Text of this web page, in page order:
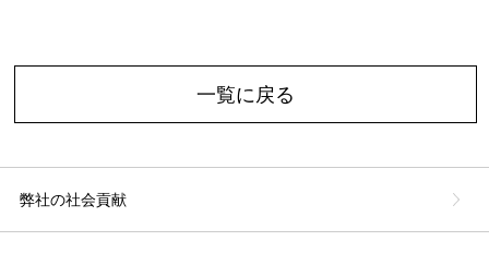
一覧に戻る
弊社の社会貢献